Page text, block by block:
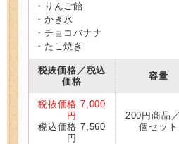
・りんご飴
・かき氷
・チョコバナナ
・たこ焼き
税抜価格／税込
価格
容量
税抜価格 7,000
円
税込価格 7,560
円
200円商品
個セット